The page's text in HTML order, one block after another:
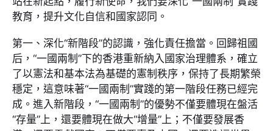
教育，提升文化自信和國家認同。
第一、深化“新階段”的認識，強化責任擔當。回歸祖國
后，“一國兩制”下的香港重新納入國家治理體系，確立
了以憲法和基本法為基礎的憲制秩序，保持了長期繁榮
穩定，這意味著“一國兩制”實踐的第一階段任務已經完
成。進入新階段，“一國兩制”的優勢不僅要體現在盤活
“存量”上，還要體現在做大“增量”上；不僅要發展香